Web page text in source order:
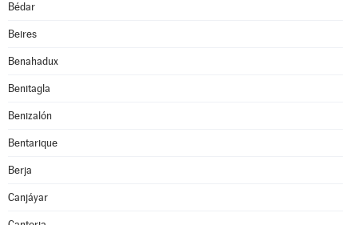
Bédar
Beires
Benahadux
Benitagla
Benizalón
Bentarique
Berja
Canjáyar